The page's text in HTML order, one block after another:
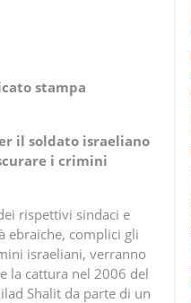
stampa
il soldato israeliano
i crimini
rispettivi sindaci e
ebraiche, complici gli
israeliani, verranno
la cattura nel 2006 del
Shalit da parte di un